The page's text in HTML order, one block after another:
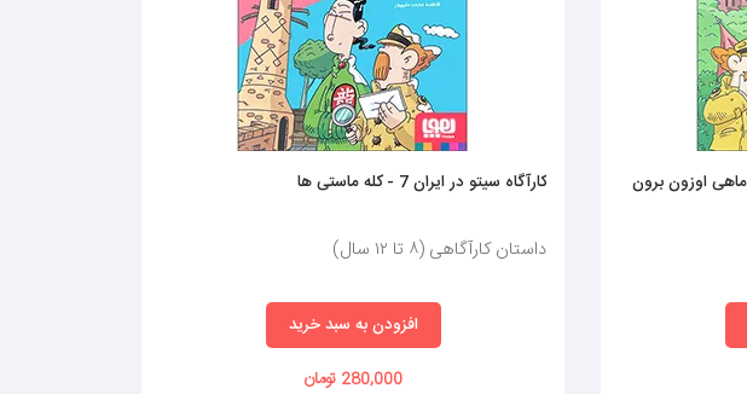
کارآگاه سیتو در ایران 7 - کله ماستی ها
داستان کارآگاهی (٨ تا ١٢ سال)
افزودن به سبد خرید
280,000 تومان